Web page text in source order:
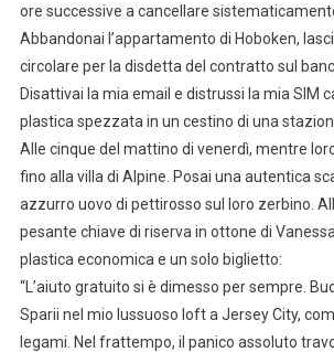
ore successive a cancellare
Abbandonai l’appartamento di Hoboken,
circolare per la disdetta del contratto sul
Disattivai la mia email e distrussi la mia SIM
plastica spezzata in un cestino di una
Alle cinque del mattino di venerdì, mentre
fino alla villa di Alpine. Posai una autentica
azzurro uovo di pettirosso sul loro zerbino.
pesante chiave di riserva in ottone di
plastica economica e un solo biglietto:
“L’aiuto gratuito si è dimesso per sempre.
Sparii nel mio lussuoso loft a Jersey City,
legami. Nel frattempo, il panico assoluto